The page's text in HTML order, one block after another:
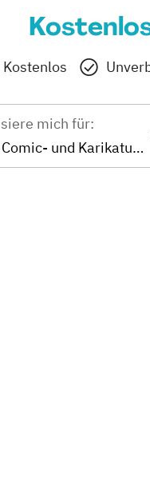
Kostenlos
mich für:
Zertifikat - Comic- und Karikaturzeichnen